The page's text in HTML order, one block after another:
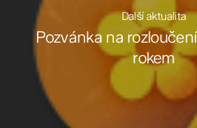
Další aktualita
Pozvánka na
rokem